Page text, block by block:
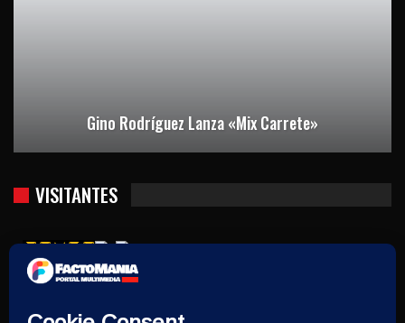
Gino Rodríguez Lanza «Mix Carrete»
VISITANTES
Usuarios hoy : 355